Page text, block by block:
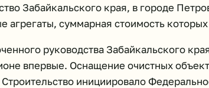
Забайкальского края, в городе
агрегаты, суммарная стоимость
руководства Забайкальского
впервые. Оснащение очистных
инициировало